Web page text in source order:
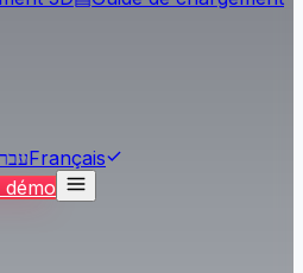
Français